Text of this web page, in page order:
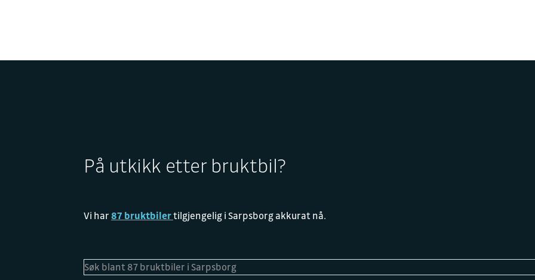
På utkikk etter bruktbil?
Vi har 87 bruktbilertilgjengelig i Sarpsborg akkurat nå.